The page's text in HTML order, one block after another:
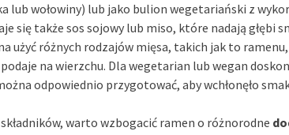
lub wołowiny) lub jako bulion wegetariański z
się także sos sojowy lub miso, które nadają głębi
użyć różnych rodzajów mięsa, takich jak to
na wierzchu. Dla wegetarian lub wegan
odpowiednio przygotować, aby wchłonęło
warto wzbogacić ramen o różnorodne